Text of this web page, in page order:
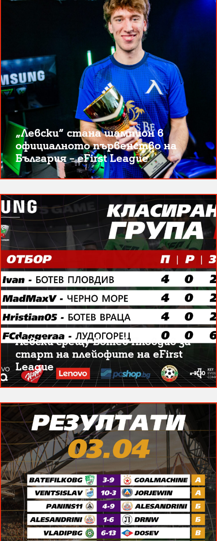
„Левски“ стана шампион в
официалното първенство на
България – eFirst League
Левски срещу Ботев Пловдив за
старт на плейофите на eFirst
League